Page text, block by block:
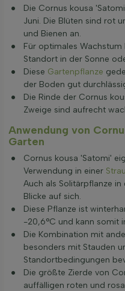
Die Cornus kousa
Juni. Die Blüten sind rot
und Bienen an.
Für optimales
Standort in der Sonne
Diese Gartenpflanze
der Boden gut
Die Rinde der Cornus
Zweige sind aufrecht
Anwendung von
Garten
Cornus kousa 'Satomi'
Verwendung in einer
Auch als Solitärpflanze
Blicke auf sich.
Diese Pflanze ist
-20,6°C und kann somit
Die Kombination mit
besonders mit Stauden
Standortbedingungen
Die größte Zierde von
auffälligen roten und